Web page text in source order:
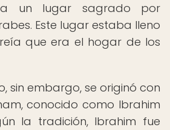
un lugar sagrado por
Este lugar estaba lleno
que era el hogar de los
sin embargo, se originó con
conocido como Ibrahim
la tradición, Ibrahim fue